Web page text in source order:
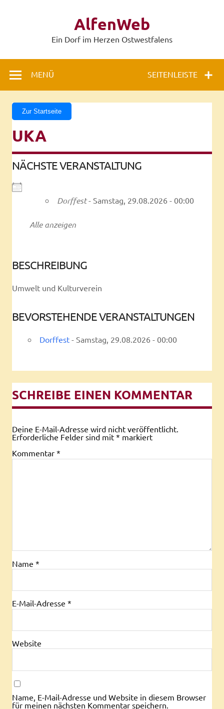
AlfenWeb
Ein Dorf im Herzen Ostwestfalens
SEITENLEISTE
MENÜ
Zur Startseite
UKA
NÄCHSTE VERANSTALTUNG
Dorffest- Samstag, 29.08.2026 - 00:00
Alle anzeigen
BESCHREIBUNG
Umwelt und Kulturverein
BEVORSTEHENDE VERANSTALTUNGEN
Dorffest - Samstag, 29.08.2026 - 00:00
SCHREIBE EINEN KOMMENTAR
Deine E-Mail-Adresse wird nicht veröffentlicht.
Erforderliche Felder sind mit * markiert
Kommentar *
Name *
E-Mail-Adresse *
Website
Name, E-Mail-Adresse und Website in diesem Browser
für meinen nächsten Kommentar speichern.